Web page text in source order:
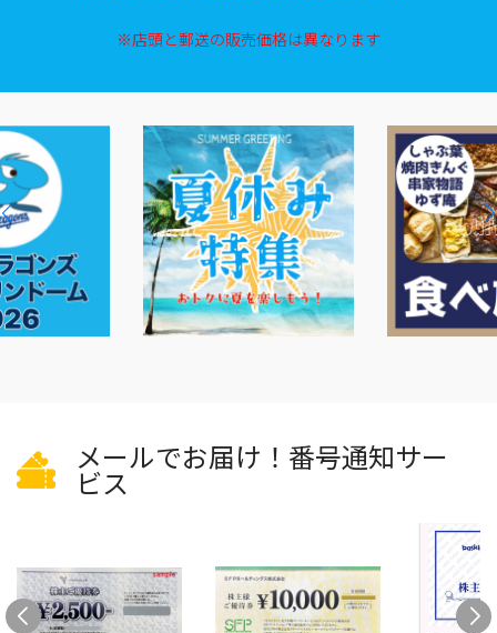
※店頭と郵送の販売価格は異なります
メールでお届け！番号通知サー
ビス